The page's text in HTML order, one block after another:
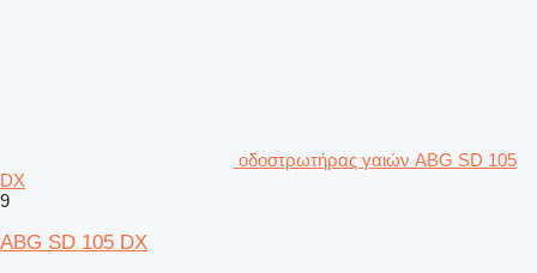
οδοστρωτήρας γαιών ABG SD 105
DX
9
ABG SD 105 DX